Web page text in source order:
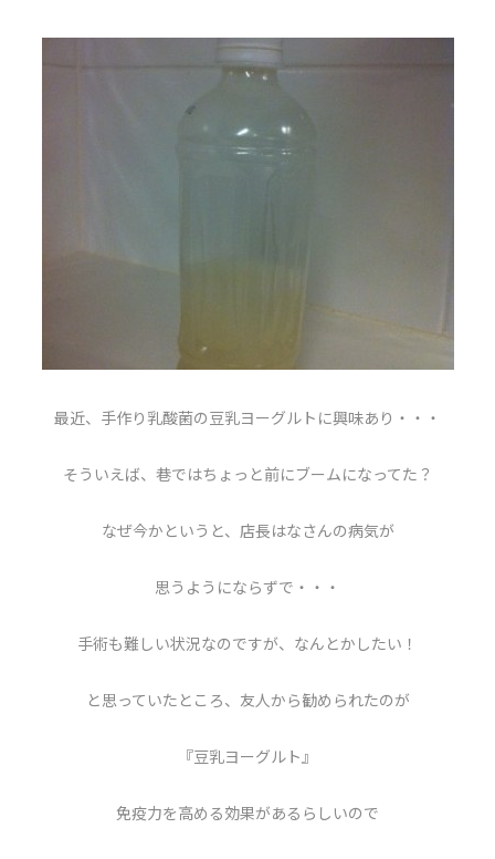
最近、手作り乳酸菌の豆乳ヨーグルトに興味あり・・・
そういえば、巷ではちょっと前にブームになってた？
なぜ今かというと、店長はなさんの病気が
思うようにならずで・・・
手術も難しい状況なのですが、なんとかしたい！
と思っていたところ、友人から勧められたのが
『豆乳ヨーグルト』
免疫力を高める効果があるらしいので